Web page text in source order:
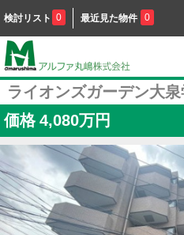
検討リスト 0 最近見た物件 0
ライオンズガーデン大
価格 4,080万円